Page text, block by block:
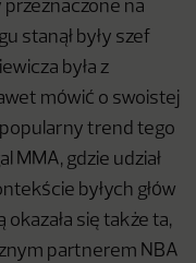
przeznaczone na
stanął były szef
była z
mówić o swoistej
popularny trend tego
MMA, gdzie udział
byłych głów
się także ta,
partnerem NBA